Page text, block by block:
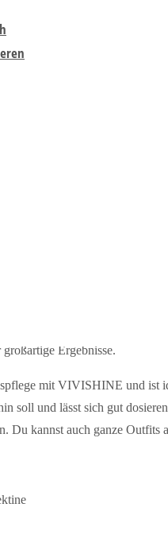
Ergebnisse.
mit VIVISHINE und ist
soll und lässt sich gut
Du kannst auch ganze Outfits